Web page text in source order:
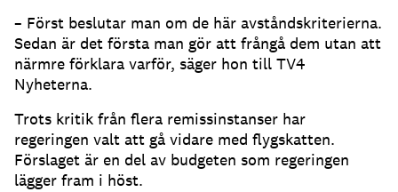
– Först beslutar man om de här avståndskriterierna.
Sedan är det första man gör att frångå dem utan att
närmre förklara varför, säger hon till TV4
Nyheterna.
Trots kritik från flera remissinstanser har
regeringen valt att gå vidare med flygskatten.
Förslaget är en del av budgeten som regeringen
lägger fram i höst.